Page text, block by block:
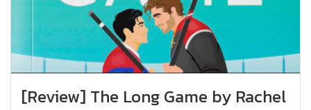
[Review] The Long Game by Rachel